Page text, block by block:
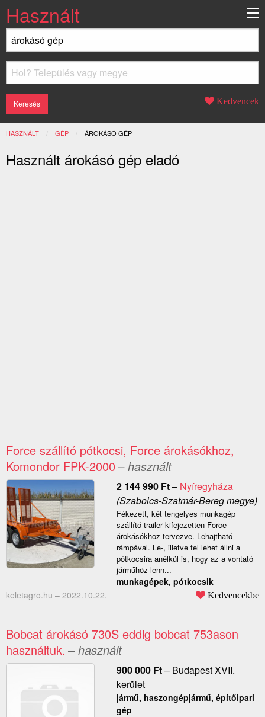
Használt
Kedvencek
HASZNÁLT GÉP JELENLEGI:
ÁROKÁSÓ GÉP
Használt árokásó gép eladó
Force szállító pótkocsi, Force árokásókhoz,
Komondor FPK-2000– használt
2 144 990 Ft– Nyíregyháza
(Szabolcs-Szatmár-Bereg megye)
Fékezett, két tengelyes munkagép
szállító trailer kifejezetten Force
árokásókhoz tervezve. Lehajtható
rámpával. Le-, illetve fel lehet állni a
pótkocsira anélkül is, hogy az a vontató
járműhöz lenn...
munkagépek, pótkocsik
keletagro.hu – 2022.10.22. Kedvencekbe
Bobcat árokásó 730S eddig bobcat 753ason
használtuk. – használt
900 000 Ft– Budapest XVII.
kerület
jármű, haszongépjármű, építőipari
gép